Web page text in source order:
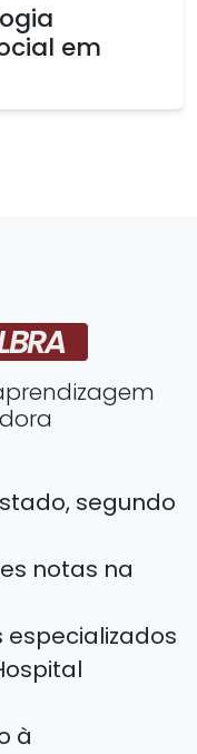
em
segundo
notas na
especializados
à